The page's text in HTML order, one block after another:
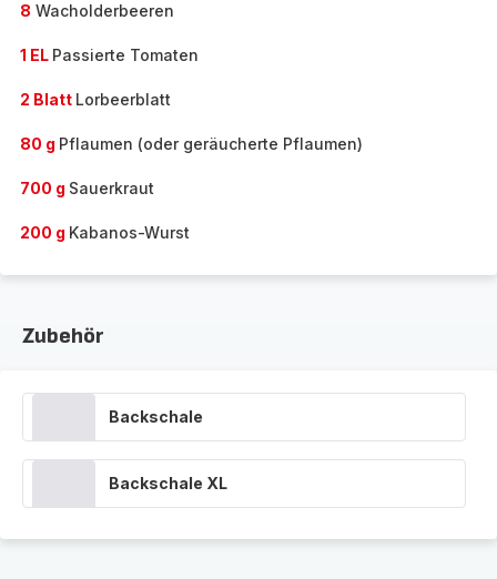
8 Wacholderbeeren
1 EL Passierte Tomaten
2 Blatt Lorbeerblatt
80 g Pflaumen (oder geräucherte Pflaumen)
700 g Sauerkraut
200 g Kabanos-Wurst
Zubehör
Backschale
Backschale XL